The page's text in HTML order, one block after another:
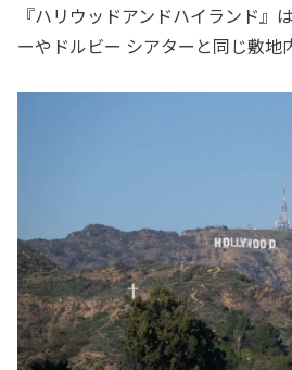
『ハリウッドアンドハイランド』
ーやドルビー シアターと同じ敷地